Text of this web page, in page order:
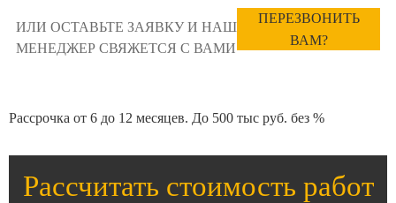
ИЛИ ОСТАВЬТЕ ЗАЯВКУ И НАШ
МЕНЕДЖЕР СВЯЖЕТСЯ С ВАМИ
ПЕРЕЗВОНИТЬ
ВАМ?
Рассрочка от 6 до 12 месяцев. До 500 тыс руб. без %
Рассчитать стоимость работ